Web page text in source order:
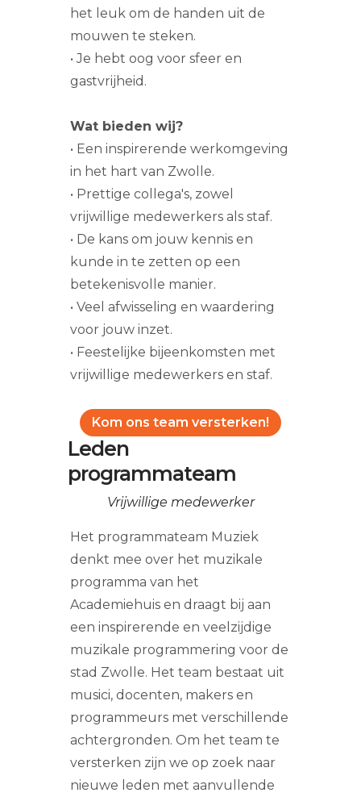
het leuk om de handen uit de
mouwen te steken.
• Je hebt oog voor sfeer en
gastvrijheid.
Wat bieden wij?
• Een inspirerende werkomgeving
in het hart van Zwolle.
• Prettige collega's, zowel
vrijwillige medewerkers als staf.
• De kans om jouw kennis en
kunde in te zetten op een
betekenisvolle manier.
• Veel afwisseling en waardering
voor jouw inzet.
• Feestelijke bijeenkomsten met
vrijwillige medewerkers en staf.
Kom ons team versterken!
Leden
programmateam
Vrijwillige medewerker
Het programmateam Muziek
denkt mee over het muzikale
programma van het
Academiehuis en draagt bij aan
een inspirerende en veelzijdige
muzikale programmering voor de
stad Zwolle. Het team bestaat uit
musici, docenten, makers en
programmeurs met verschillende
achtergronden. Om het team te
versterken zijn we op zoek naar
nieuwe leden met aanvullende